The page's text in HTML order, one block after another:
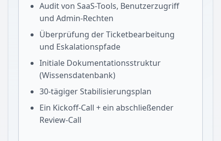
Audit von SaaS-Tools, Benutzerzugriff
und Admin-Rechten
Überprüfung der Ticketbearbeitung
und Eskalationspfade
Initiale Dokumentationsstruktur
(Wissensdatenbank)
30-tägiger Stabilisierungsplan
Ein Kickoff-Call + ein abschließender
Review-Call